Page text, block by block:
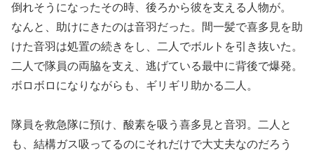
倒れそうになったその時、後ろから彼を支える人物が。
なんと、助けにきたのは音羽だった。間一髪で喜多見を助
けた音羽は処置の続きをし、二人でボルトを引き抜いた。
二人で隊員の両脇を支え、逃げている最中に背後で爆発。
ボロボロになりながらも、ギリギリ助かる二人。
隊員を救急隊に預け、酸素を吸う喜多見と音羽。二人と
も、結構ガス吸ってるのにそれだけで大丈夫なのだろう